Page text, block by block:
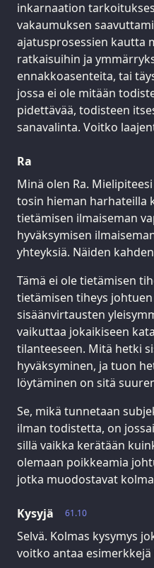
inkarnaation
vakaumuksen
ajatusprosessien kautta
ratkaisuihin ja
ennakkoasenteita, tai
jossa ei ole mitään
pidettävää, todisteen
sanavalinta. Voitko
Ra
Minä olen Ra.
tosin hieman harhateilla
tietämisen ilmaiseman
hyväksymisen
yhteyksiä. Näiden
Tämä ei ole tietämisen
tietämisen tiheys
sisäänvirtausten
vaikuttaa jokaikiseen
tilanteeseen. Mitä hetki
hyväksyminen, ja tuon
löytäminen on sitä
Se, mikä tunnetaan
ilman todistetta, on
sillä vaikka kerätään
olemaan poikkeamia
jotka muodostavat
61.10
Kysyjä
Selvä. Kolmas kysymys
voitko antaa